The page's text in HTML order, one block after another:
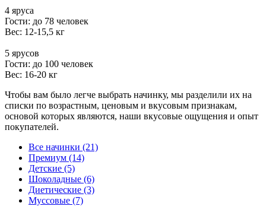
4 яруса
Гости: до 78 человек
Вес: 12-15,5 кг
5 ярусов
Гости: до 100 человек
Вес: 16-20 кг
Чтобы вам было легче выбрать начинку, мы разделили их на
списки по возрастным, ценовым и вкусовым признакам,
основой которых являются, наши вкусовые ощущения и опыт
покупателей.
Все начинки (21)
Премиум (14)
Детские (5)
Шоколадные (6)
Диетические (3)
Муссовые (7)